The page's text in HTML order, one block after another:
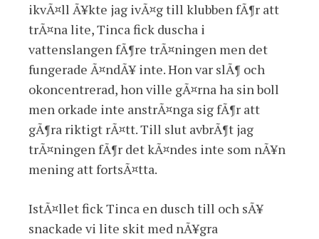
ikvÃ¤ll Ã¥kte jag ivÃ¤g till klubben fÃ¶r att
trÃ¤na lite, Tinca fick duscha i
vattenslangen fÃ¶re trÃ¤ningen men det
fungerade Ã¤ndÃ¥ inte. Hon var slÃ¶ och
okoncentrerad, hon ville gÃ¤rna ha sin boll
men orkade inte anstrÃ¤nga sig fÃ¶r att
gÃ¶ra riktigt rÃ¤tt. Till slut avbrÃ¶t jag
trÃ¤ningen fÃ¶r det kÃ¤ndes inte som nÃ¥n
mening att fortsÃ¤tta.
IstÃ¤llet fick Tinca en dusch till och sÃ¥
snackade vi lite skit med nÃ¥gra